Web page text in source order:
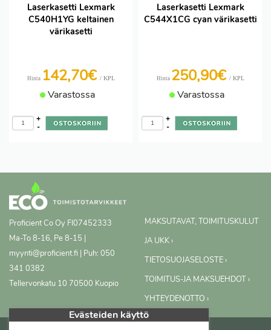
Laserkasetti Lexmark
C540H1YG keltainen
värikasetti
Hinta 142,70€ / KPL
Varastossa
-
+
Laserkasetti Lexmark
C544X1CG cyan värikasetti
Hinta 250,90€ / KPL
Varastossa
-
+
Proficient Co Oy FI07452333
Ma-To 8-16, Pe 8-15 |
myynti@proficient.fi | Puh: 050
341 0382
Tellervonkatu 10 70500 Kuopio
MAKSUTAVAT, TOIMITUSKULUT
JA UKK ›
TIETOSUOJASELOSTE ›
TOIMITUS-JA MAKSUEHDOT ›
YHTEYDENOTTO ›
Evästeiden käyttö